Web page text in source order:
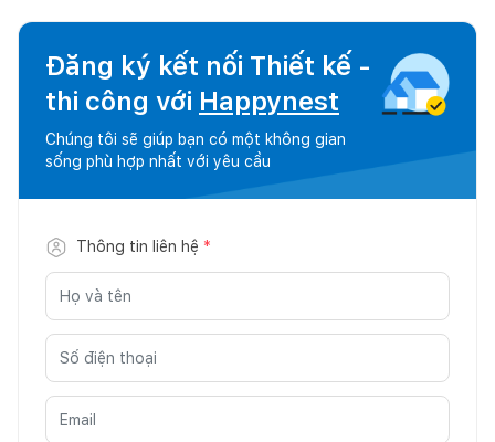
Đăng ký kết nối Thiết kế -
thi công với Happynest
Chúng tôi sẽ giúp bạn có một không gian
sống phù hợp nhất với yêu cầu
Thông tin liên hệ *